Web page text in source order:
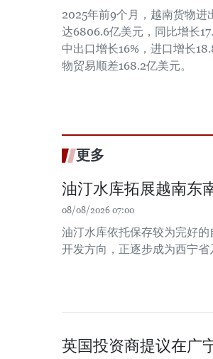
2025年前9个月，越南货物进
达6806.6亿美元，同比增长
中出口增长16%，进口增长
物贸易顺差168.2亿美元。
更多
油汀水库拓展越南东
08/08/2026 07:00
油汀水库依托保存较为完好
开发方向，正逐步成为西宁省
英国投资商提议在广